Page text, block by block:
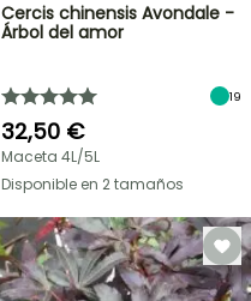
Cercis chinensis Avondale -
Árbol del amor
19
32,50 €
Maceta 4L/5L
Disponible en 2 tamaños